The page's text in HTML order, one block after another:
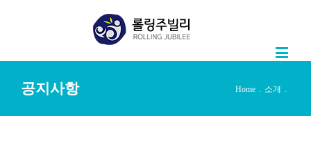
공지사항 Home 소개